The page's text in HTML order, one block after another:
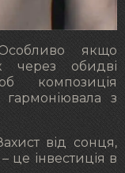
якщо
через обидві
композиція
гармоніювала з
від сонця,
це інвестиція в